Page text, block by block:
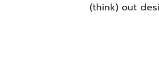
(think) out